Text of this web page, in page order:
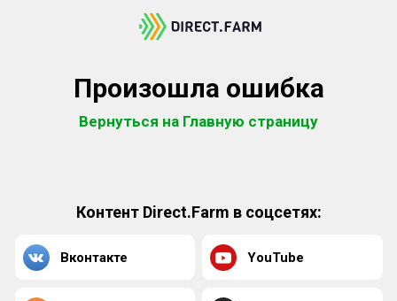
Произошла ошибка
Вернуться на Главную страницу
Контент Direct.Farm в соцсетях:
Вконтакте YouTube